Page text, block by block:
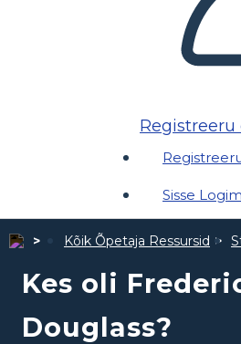
Registreeru
Sisse
Kõik Õpetaja Ressursid
Kes oli
Douglass?